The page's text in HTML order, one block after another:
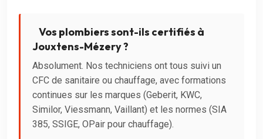
Vos plombiers sont-ils certifiés à
Jouxtens-Mézery ?
Absolument. Nos techniciens ont tous suivi un
CFC de sanitaire ou chauffage, avec formations
continues sur les marques (Geberit, KWC,
Similor, Viessmann, Vaillant) et les normes (SIA
385, SSIGE, OPair pour chauffage).